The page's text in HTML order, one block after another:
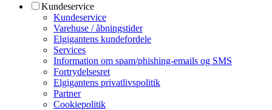
Kundeservice
Kundeservice
Varehuse / åbningstider
Elgigantens kundefordele
Services
Information om spam/phishing-emails og SMS
Fortrydelsesret
Elgigantens privatlivspolitik
Partner
Cookiepolitik